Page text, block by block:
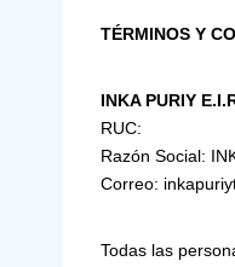
TÉRMINOS Y
INKA PURIY
RUC:
Razón Social:
Correo:
Todas las